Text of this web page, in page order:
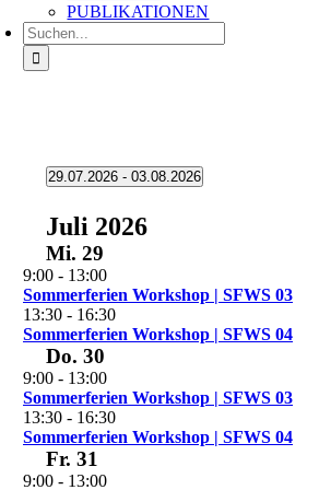
PUBLIKATIONEN
Suche
nach:
Veranstaltungen
29.07.2026 - 03.08.2026
auswählen.
Juli 2026
Mi. 29
9:00 - 13:00
Sommerferien Workshop | SFWS 03
13:30 - 16:30
Sommerferien Workshop | SFWS 04
Do. 30
9:00 - 13:00
Sommerferien Workshop | SFWS 03
13:30 - 16:30
Sommerferien Workshop | SFWS 04
Fr. 31
9:00 - 13:00